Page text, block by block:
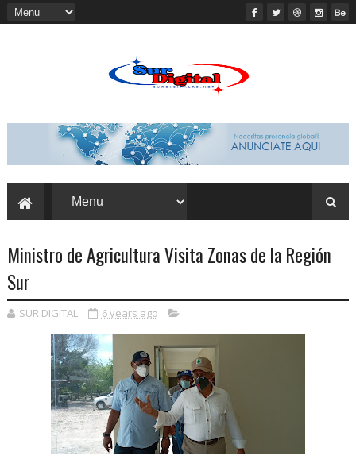
Ministro de Agricultura Visita Zonas de la Región
Sur
SUR DIGITAL 6 years ago